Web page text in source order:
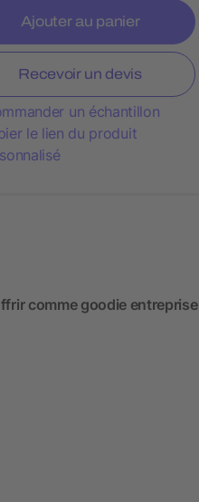
Ajouter au panier
Recevoir un devis
un échantillon
le lien du produit
comme goodie entreprise